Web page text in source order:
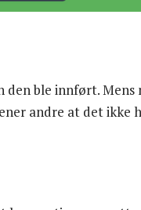
ble innført. Mens
andre at det ikke